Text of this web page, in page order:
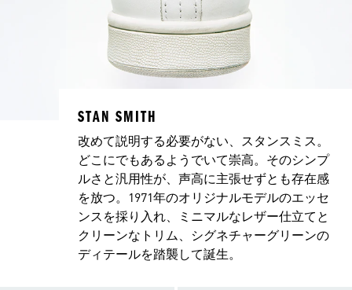
STAN SMITH
改めて説明する必要がない、スタンスミス。
どこにでもあるようでいて崇高。そのシンプ
ルさと汎用性が、声高に主張せずとも存在感
を放つ。1971年のオリジナルモデルのエッセ
ンスを採り入れ、ミニマルなレザー仕立てと
クリーンなトリム、シグネチャーグリーンの
ディテールを踏襲して誕生。